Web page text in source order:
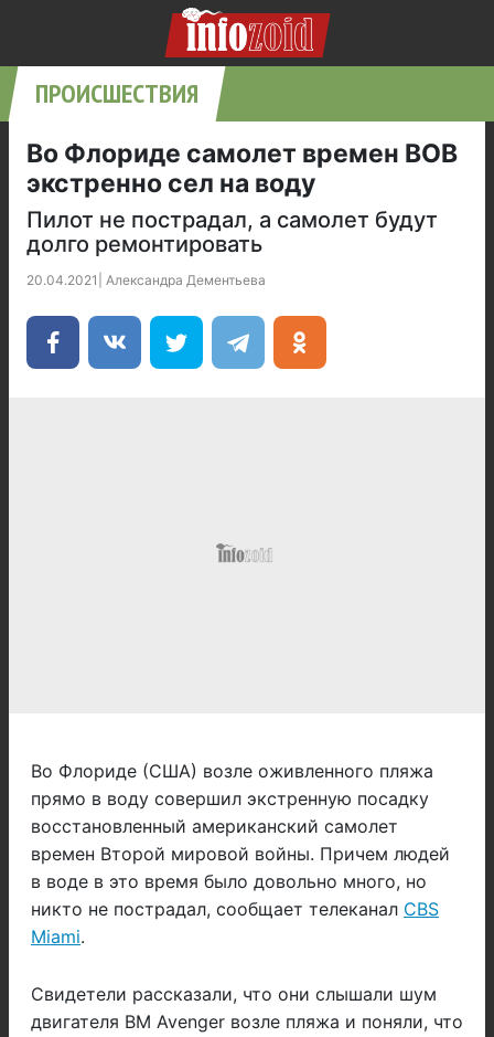
ПРОИСШЕСТВИЯ
Во Флориде самолет времен ВОВ
экстренно сел на воду
Пилот не пострадал, а самолет будут
долго ремонтировать
20.04.2021 Александра Дементьева
Во Флориде (США) возле оживленного пляжа
прямо в воду совершил экстренную посадку
восстановленный американский самолет
времен Второй мировой войны. Причем людей
в воде в это время было довольно много, но
никто не пострадал, сообщает телеканал CBS
Miami.
Свидетели рассказали, что они слышали шум
двигателя BM Avenger возле пляжа и поняли, что